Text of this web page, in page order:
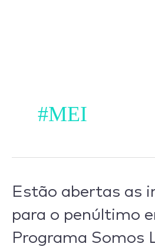
#MEI
Estão abertas as
para o penúltimo
Programa Somos
Estão
as
inscrições